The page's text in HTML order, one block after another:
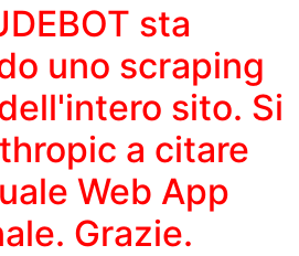
sta
uno scraping
sito. Si
a citare
Web App
Grazie.